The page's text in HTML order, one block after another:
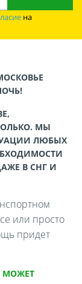
на
МЫ
ЛЮБЫХ
В СНГ И
или просто
придет
МОЖЕТ